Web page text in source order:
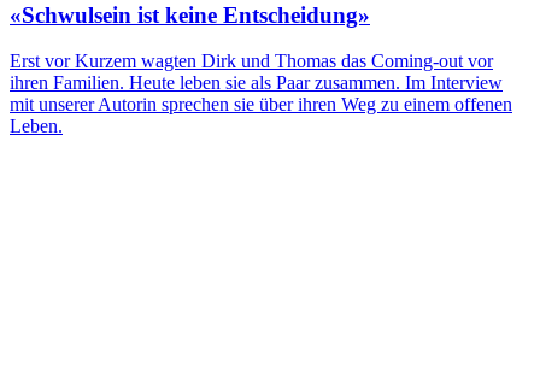
«Schwulsein ist keine Entscheidung»
Erst vor Kurzem wagten Dirk und Thomas das Coming-out vor
ihren Familien. Heute leben sie als Paar zusammen. Im Interview
mit unserer Autorin sprechen sie über ihren Weg zu einem offenen
Leben.